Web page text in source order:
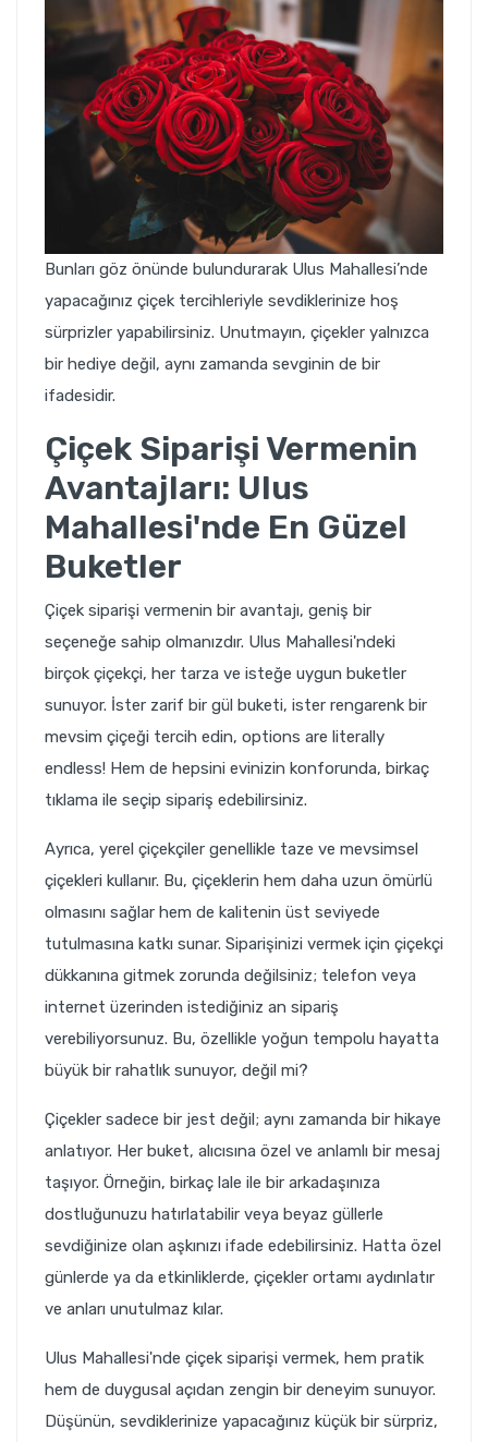
Bunları göz önünde bulundurarak Ulus Mahallesi’nde
yapacağınız çiçek tercihleriyle sevdiklerinize hoş
sürprizler yapabilirsiniz. Unutmayın, çiçekler yalnızca
bir hediye değil, aynı zamanda sevginin de bir
ifadesidir.
Çiçek Siparişi Vermenin
Avantajları: Ulus
Mahallesi'nde En Güzel
Buketler
Çiçek siparişi vermenin bir avantajı, geniş bir
seçeneğe sahip olmanızdır. Ulus Mahallesi'ndeki
birçok çiçekçi, her tarza ve isteğe uygun buketler
sunuyor. İster zarif bir gül buketi, ister rengarenk bir
mevsim çiçeği tercih edin, options are literally
endless! Hem de hepsini evinizin konforunda, birkaç
tıklama ile seçip sipariş edebilirsiniz.
Ayrıca, yerel çiçekçiler genellikle taze ve mevsimsel
çiçekleri kullanır. Bu, çiçeklerin hem daha uzun ömürlü
olmasını sağlar hem de kalitenin üst seviyede
tutulmasına katkı sunar. Siparişinizi vermek için çiçekçi
dükkanına gitmek zorunda değilsiniz; telefon veya
internet üzerinden istediğiniz an sipariş
verebiliyorsunuz. Bu, özellikle yoğun tempolu hayatta
büyük bir rahatlık sunuyor, değil mi?
Çiçekler sadece bir jest değil; aynı zamanda bir hikaye
anlatıyor. Her buket, alıcısına özel ve anlamlı bir mesaj
taşıyor. Örneğin, birkaç lale ile bir arkadaşınıza
dostluğunuzu hatırlatabilir veya beyaz güllerle
sevdiğinize olan aşkınızı ifade edebilirsiniz. Hatta özel
günlerde ya da etkinliklerde, çiçekler ortamı aydınlatır
ve anları unutulmaz kılar.
Ulus Mahallesi'nde çiçek siparişi vermek, hem pratik
hem de duygusal açıdan zengin bir deneyim sunuyor.
Düşünün, sevdiklerinize yapacağınız küçük bir sürpriz,